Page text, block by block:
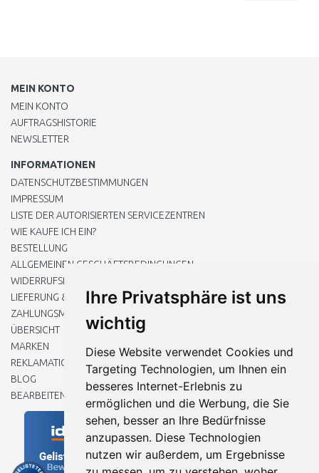
Ihre Privatsphäre ist uns
wichtig
Diese Website verwendet Cookies und
Targeting Technologien, um Ihnen ein
besseres Internet-Erlebnis zu
ermöglichen und die Werbung, die Sie
sehen, besser an Ihre Bedürfnisse
anzupassen. Diese Technologien
nutzen wir außerdem, um Ergebnisse
MEIN KONTO
MEIN KONTO
AUFTRAGSHISTORIE
NEWSLETTER
INFORMATIONEN
DATENSCHUTZBESTIMMUNGEN
IMPRESSUM
LISTE DER AUTORISIERTEN SERVICEZENTREN
WIE KAUFE ICH EIN?
BESTELLUNG
ALLGEMEINEN GESCHÄFTSBEDINGUNGEN
WIDERRUFSRECHT
LIEFERUNG & ZAHLUNG
ZAHLUNGSMETHODEN
ÜBERSICHT
MARKEN
REKLAMATIONEN UND RETOUREN
BLOG
BEARBEITEN SIE MEINE COOKIE-EINSTELLUNGEN